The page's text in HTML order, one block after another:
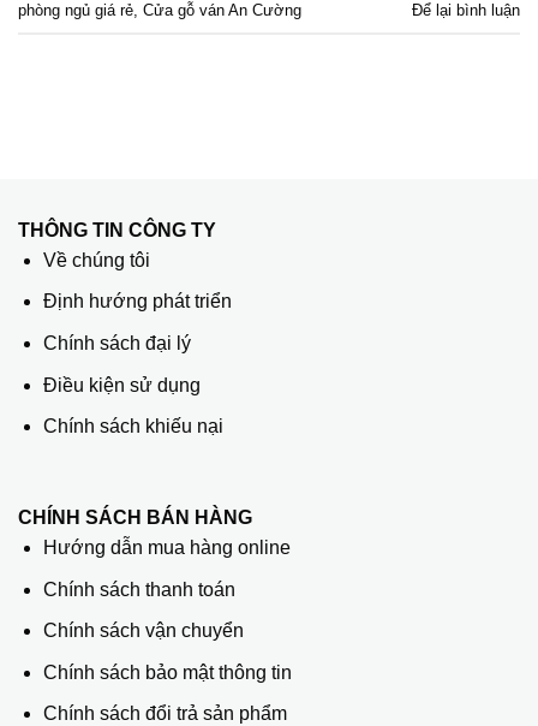
phòng ngủ giá rẻ, Cửa gỗ ván An Cường Để lại bình luận
THÔNG TIN CÔNG TY
Về chúng tôi
Định hướng phát triển
Chính sách đại lý
Điều kiện sử dụng
Chính sách khiếu nại
CHÍNH SÁCH BÁN HÀNG
Hướng dẫn mua hàng online
Chính sách thanh toán
Chính sách vận chuyển
Chính sách bảo mật thông tin
Chính sách đổi trả sản phẩm